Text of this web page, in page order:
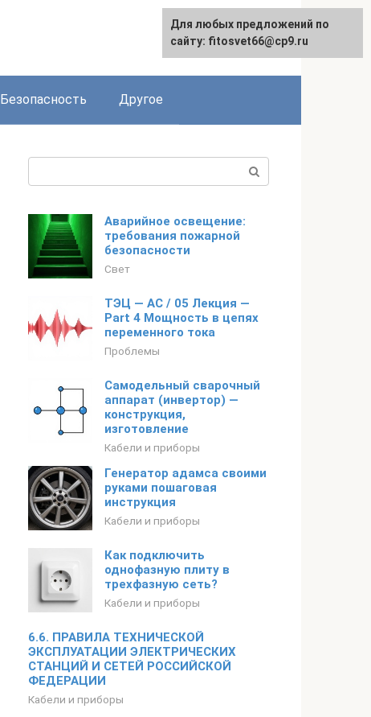
English
Безопасность Другое
Аварийное освещение:
требования пожарной
безопасности
Свет
ТЭЦ — AC / 05 Лекция —
Part 4 Мощность в цепях
переменного тока
Проблемы
Самодельный сварочный
аппарат (инвертор) —
конструкция,
изготовление
Кабели и приборы
Генератор адамса своими
руками пошаговая
инструкция
Кабели и приборы
Как подключить
однофазную плиту в
трехфазную сеть?
Кабели и приборы
6.6. ПРАВИЛА ТЕХНИЧЕСКОЙ
ЭКСПЛУАТАЦИИ ЭЛЕКТРИЧЕСКИХ
СТАНЦИЙ И СЕТЕЙ РОССИЙСКОЙ
ФЕДЕРАЦИИ
Кабели и приборы
Для любых предложений по
сайту: fitosvet66@cp9.ru